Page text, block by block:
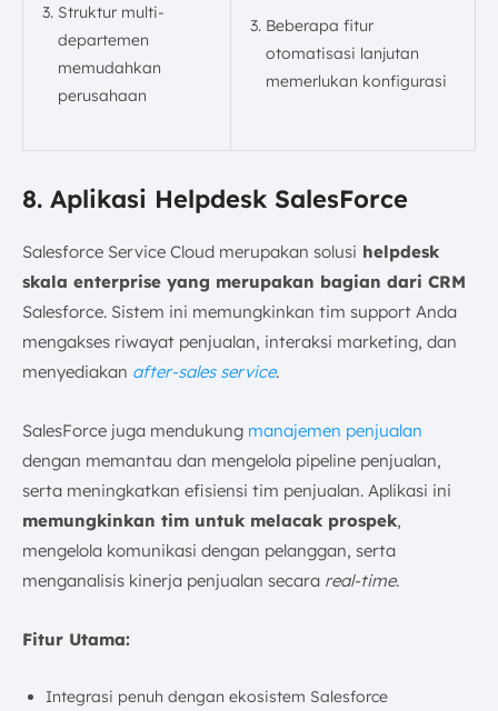
Struktur multi-
departemen
memudahkan
perusahaan
Beberapa fitur
otomatisasi lanjutan
memerlukan konfigurasi
8. Aplikasi Helpdesk SalesForce
Salesforce Service Cloud merupakan solusi helpdesk
skala enterprise yang merupakan bagian dari CRM
Salesforce. Sistem ini memungkinkan tim support Anda
mengakses riwayat penjualan, interaksi marketing, dan
menyediakan after-sales service.
SalesForce juga mendukung manajemen penjualan
dengan memantau dan mengelola pipeline penjualan,
serta meningkatkan efisiensi tim penjualan. Aplikasi ini
memungkinkan tim untuk melacak prospek,
mengelola komunikasi dengan pelanggan, serta
menganalisis kinerja penjualan secara real-time.
Fitur Utama:
Integrasi penuh dengan ekosistem Salesforce